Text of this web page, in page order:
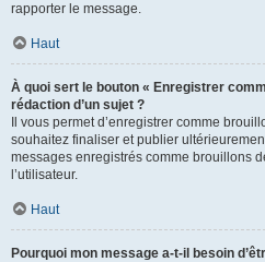
rapporter le message.
Haut
À quoi sert le bouton « Enregistrer
rédaction d’un sujet ?
Il vous permet d’enregistrer comme
souhaitez finaliser et publier
messages enregistrés comme brouillons
l’utilisateur.
Haut
Pourquoi mon message a-t-il besoin